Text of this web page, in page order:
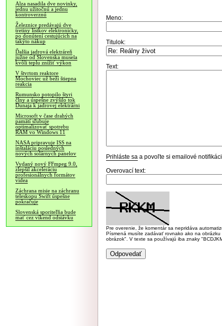
Alza nasadila dve novinky,
jednu užitočnú a jednu
kontroverznú
Železnice predávajú dve
tretiny lístkov elektronicky,
po donútení cestujúcich na
takýto nákup
Ďalšia jadrová elektráreň
južne od Slovenska musela
kvôli teplu znížiť výkon
V štvrtom reaktore
Mochoviec už beží štiepna
reakcia
Rumunsko potopilo štyri
člny a úspešne zvýšilo tok
Dunaja k jadrovej elektrárni
Microsoft v čase drahých
pamätí sľubuje
optimalizovať spotrebu
RAM vo Windows 11
NASA pripravuje ISS na
inštaláciu posledných
nových solárnych panelov
Vydaný nový FFmpeg 9.0,
zlepšil akceleráciu
profesionálnych formátov
videa
Záchrana misie na záchranu
teleskopu Swift úspešne
pokračuje
Slovenská sporiteľňa bude
mať cez víkend odstávku
Meno:
Titulok:
Text:
Prihláste sa a povoľte si emailové
Overovací text:
Pre overenie, že komentár sa nepridáva
Písmená musíte zadávať rovnako ako na
obrázok". V texte sa používajú iba znaky